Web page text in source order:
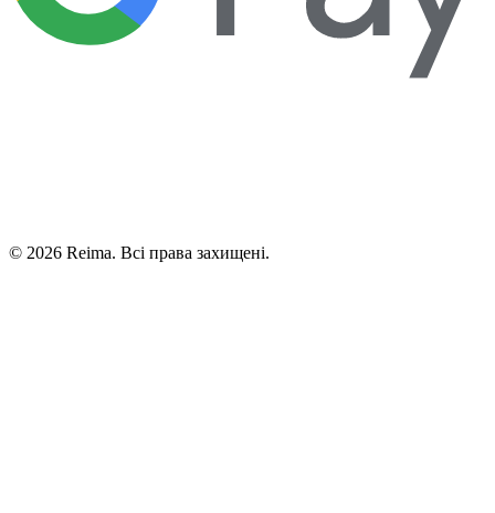
© 2026 Reima. Всі права захищені.